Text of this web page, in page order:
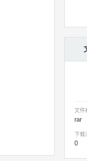
文件
rar
下载
0